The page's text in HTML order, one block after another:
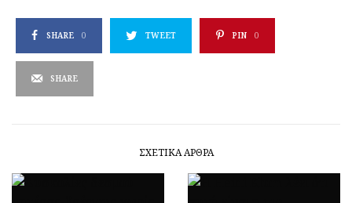
SHARE 0 TWEET PIN 0
SHARE
ΣΧΕΤΙΚΆ ΆΡΘΡΑ